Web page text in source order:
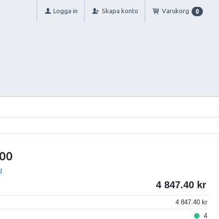
Logga in Skapa konto Varukorg 0
4 847.40
4 847.40
4